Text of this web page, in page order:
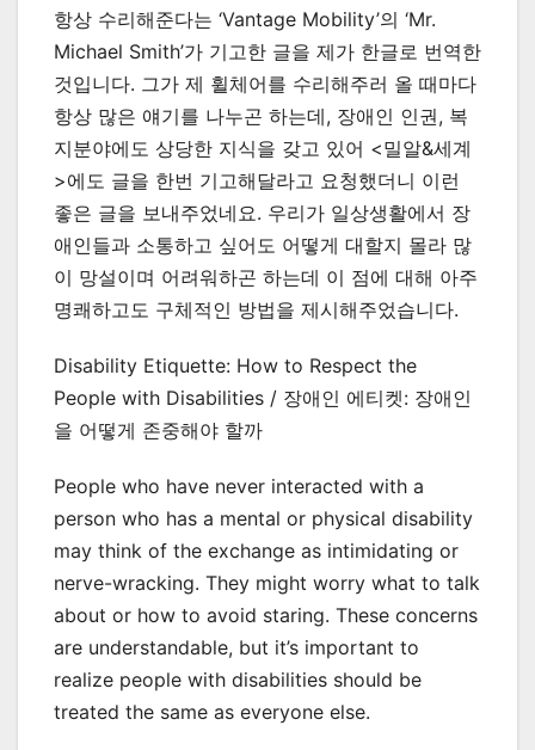
항상 수리해준다는 ‘Vantage Mobility’의 ‘Mr.
Michael Smith’가 기고한 글을 제가 한글로 번역한
것입니다. 그가 제 휠체어를 수리해주러 올 때마다
항상 많은 얘기를 나누곤 하는데, 장애인 인권, 복
지분야에도 상당한 지식을 갖고 있어 <밀알&세계
>에도 글을 한번 기고해달라고 요청했더니 이런
좋은 글을 보내주었네요. 우리가 일상생활에서 장
애인들과 소통하고 싶어도 어떻게 대할지 몰라 많
이 망설이며 어려워하곤 하는데 이 점에 대해 아주
명쾌하고도 구체적인 방법을 제시해주었습니다.
Disability Etiquette: How to Respect the
People with Disabilities / 장애인 에티켓: 장애인
을 어떻게 존중해야 할까
People who have never interacted with a
person who has a mental or physical disability
may think of the exchange as intimidating or
nerve-wracking. They might worry what to talk
about or how to avoid staring. These concerns
are understandable, but it’s important to
realize people with disabilities should be
treated the same as everyone else.